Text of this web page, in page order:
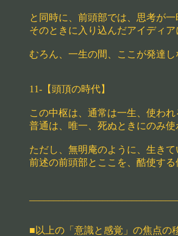
と同時に、前頭部では、思考が
そのときに入り込んだアイディ
むろん、一生の間、ここが発達し
11-【頭頂の時代】
この中枢は、通常は一生、使われ
普通は、唯一、死ぬときにのみ使
ただし、無明庵のように、生きて
前述の前頭部とここを、酷使する
■以上の「意識と感覚」の焦点の